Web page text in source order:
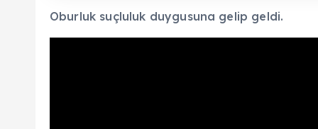
Oburluk suçluluk duygusuna gelip geldi.